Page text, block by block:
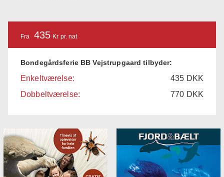
Fra 435 Kr pr. nat
Bondegårdsferie BB Vejstrupgaard tilbyder:
Enkeltværelse: 435 DKK
Dobbeltværelse:
770 DKK